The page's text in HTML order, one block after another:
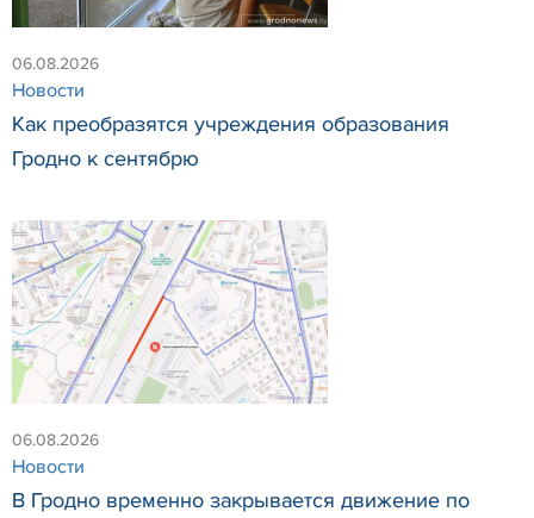
06.08.2026
Новости
Как преобразятся учреждения образования
Гродно к сентябрю
06.08.2026
Новости
В Гродно временно закрывается движение по